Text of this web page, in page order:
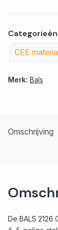
Categorieën
CEE
Merk: Bals
Omschrijving
De BALS